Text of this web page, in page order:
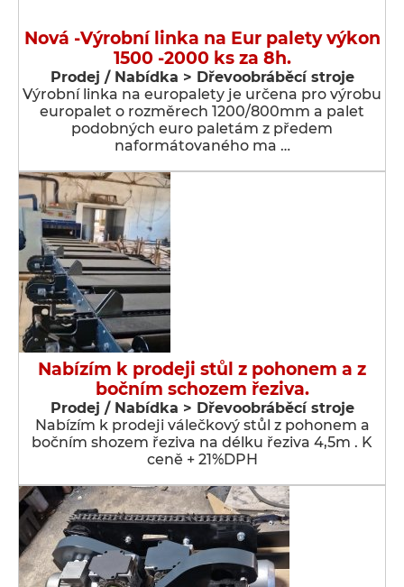
Nová -Výrobní linka na Eur palety výkon
1500 -2000 ks za 8h.
Prodej / Nabídka > Dřevoobráběcí stroje
Výrobní linka na europalety je určena pro výrobu
europalet o rozměrech 1200/800mm a palet
podobných euro paletám z předem
naformátovaného ma …
Nabízím k prodeji stůl z pohonem a z
bočním schozem řeziva.
Prodej / Nabídka > Dřevoobráběcí stroje
Nabízím k prodeji válečkový stůl z pohonem a
bočním shozem řeziva na délku řeziva 4,5m . K
ceně + 21%DPH